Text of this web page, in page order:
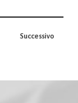
Successivo